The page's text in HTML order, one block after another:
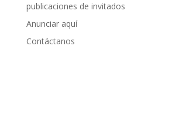
publicaciones de invitados
Anunciar aquí
Contáctanos